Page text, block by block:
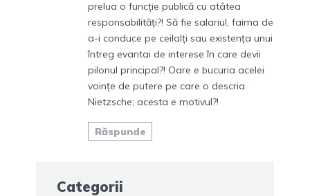
prelua o funcţie publică cu atâtea
responsabilităţi?! Să fie salariul, faima de
a-i conduce pe ceilalţi sau existenţa unui
întreg evantai de interese în care devii
pilonul principal?! Oare e bucuria acelei
voinţe de putere pe care o descria
Nietzsche; acesta e motivul?!
Răspunde
Categorii